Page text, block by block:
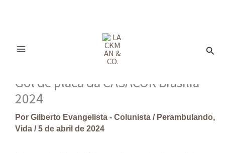
Gol de placa da CASACOR Brasília
2024
Por Gilberto Evangelista - Colunista / Perambulando,
Vida /5 de abril de 2024